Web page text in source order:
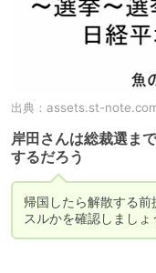
出典： assets.st-
岸田さんは総裁選ま
するだろう
帰国したら解散する
スルかを確認しましょ